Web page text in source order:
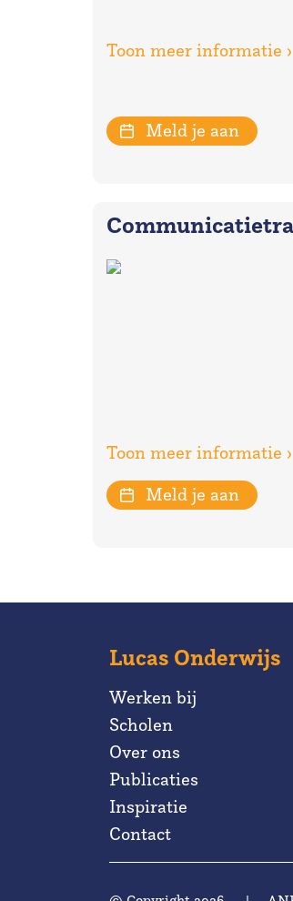
Toon meer informatie ›
Meld je aan
Toon meer informatie ›
Meld je aan
Lucas Onderwijs
Werken bij
Scholen
Over ons
Publicaties
Inspiratie
Contact